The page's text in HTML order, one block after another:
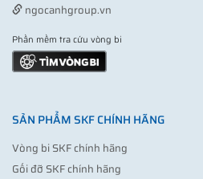
ngocanhgroup.vn
Phần mềm tra cứu vòng bi
SẢN PHẨM SKF CHÍNH HÃNG
Vòng bi SKF chính hãng
Gối đỡ SKF chính hãng